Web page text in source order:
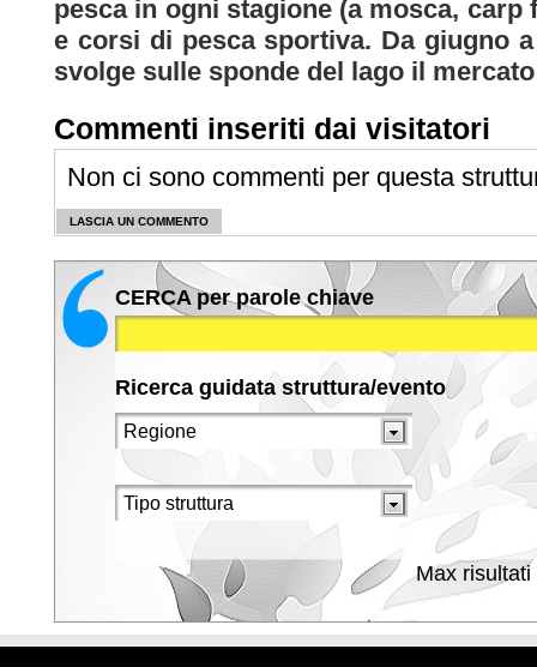
pesca in ogni stagione (a mosca,
e corsi di pesca sportiva. Da giugno
svolge sulle sponde del lago il
Commenti inseriti dai visitatori
Non ci sono commenti per questa
LASCIA UN COMMENTO
CERCA per parole chiave
Ricerca guidata struttura/evento
Max risultati